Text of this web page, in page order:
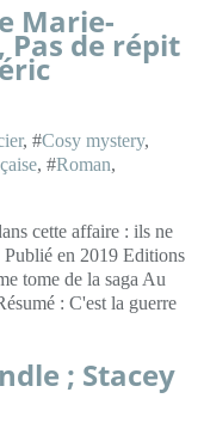
Marie-
de répit
, #Cosy mystery,
, #Roman,
cette affaire : ils ne
en 2019 Editions
tome de la saga Au
: C'est la guerre
; Stacey